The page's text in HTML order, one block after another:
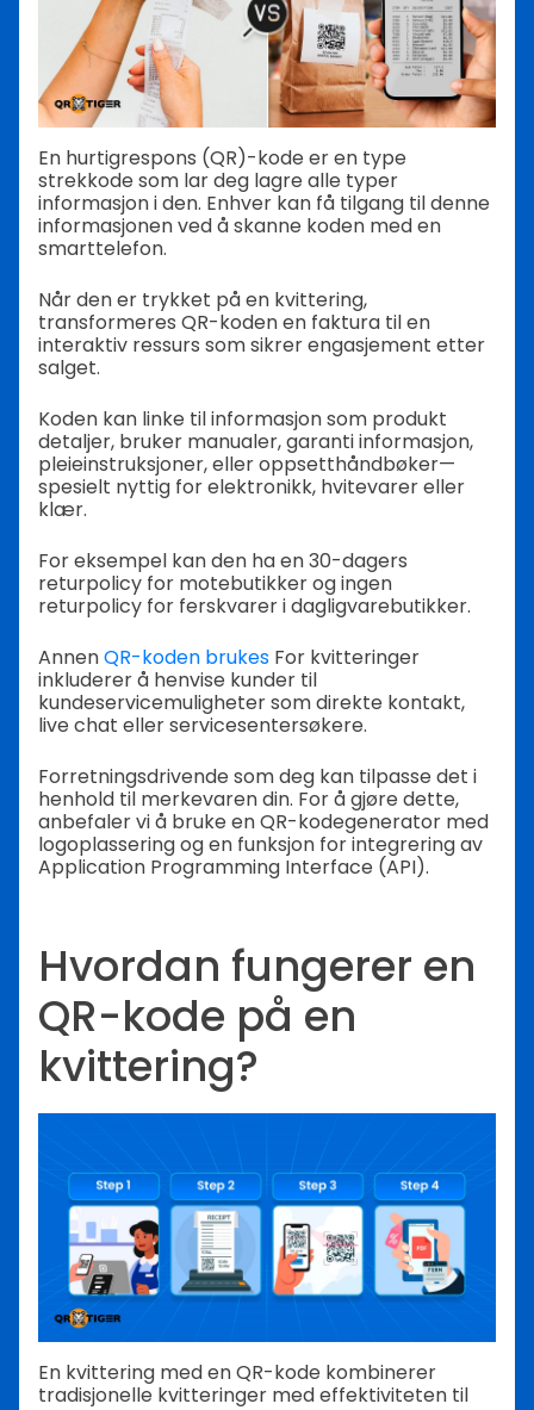
En hurtigrespons (QR)-kode er en type
strekkode som lar deg lagre alle typer
informasjon i den. Enhver kan få tilgang til denne
informasjonen ved å skanne koden med en
smarttelefon.
Når den er trykket på en kvittering,
transformeres QR-koden en faktura til en
interaktiv ressurs som sikrer engasjement etter
salget.
Koden kan linke til informasjon som produkt
detaljer, bruker manualer, garanti informasjon,
pleieinstruksjoner, eller oppsetthåndbøker—
spesielt nyttig for elektronikk, hvitevarer eller
klær.
For eksempel kan den ha en 30-dagers
returpolicy for motebutikker og ingen
returpolicy for ferskvarer i dagligvarebutikker.
AnnenQR-koden brukes For kvitteringer
inkluderer å henvise kunder til
kundeservicemuligheter som direkte kontakt,
live chat eller servicesentersøkere.
Forretningsdrivende som deg kan tilpasse det i
henhold til merkevaren din. For å gjøre dette,
anbefaler vi å bruke en QR-kodegenerator med
logoplassering og en funksjon for integrering av
Application Programming Interface (API).
Hvordan fungerer en
QR-kode på en
kvittering?
En kvittering med en QR-kode kombinerer
tradisjonelle kvitteringer med effektiviteten til